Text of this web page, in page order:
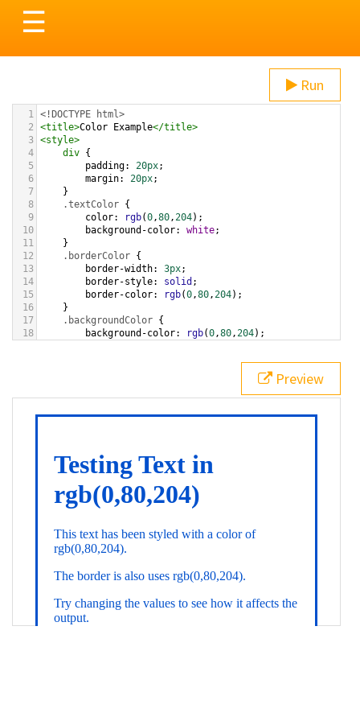
Toggle
navigation
☰
Run
1 <!DOCTYPE html>
2
<title>Color Example</title>
3 <style>
4
div {
5
padding: 20px;
6
margin: 20px;
7
}
8
.textColor {
9
color: rgb(0,80,204);
10
background-color: white;
11
}
12
.borderColor {
13
border-width: 3px;
14
border-style: solid ;
15
border-color: rgb(0,80,204);
16
}
17
.backgroundColor {
18
background-color: rgb(0,80,204);
bottom ,
white, rgb(0,80,204));
div class="textColor borderColor"
< h1>Testing Text in rgb(0,80,204)
Preview